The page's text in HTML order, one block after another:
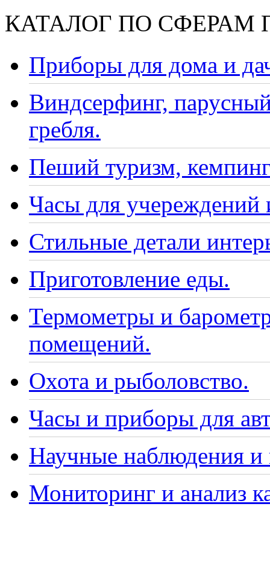
КАТАЛОГ ПО СФЕРАМ
Приборы для дома и
Виндсерфинг,
гребля.
Пеший туризм,
Часы для учереждений
Стильные детали
Приготовление еды.
Термометры и
помещений.
Охота и рыболовство.
Часы и приборы для
Научные наблюдения и
Мониторинг и анализ